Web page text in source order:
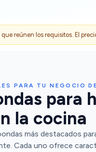
reúnen los requisitos. El
PARA TU NEGOCIO
para
la cocina
más destacados
Cada uno ofrece